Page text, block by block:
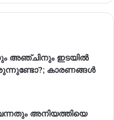
അഞ്ചിനും ഇടയിൽ
കാരണങ്ങള്‍
അനിയത്തിയെ